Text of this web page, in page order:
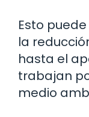
Esto
la
hasta el
trabajan
medio